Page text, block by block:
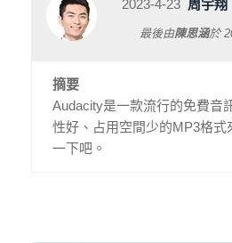
2023-4-23 周宇翔
最後由陳思涵於
摘要
Audacity是一款流行的免費音
性好、占用空間少的MP3格
一下吧。